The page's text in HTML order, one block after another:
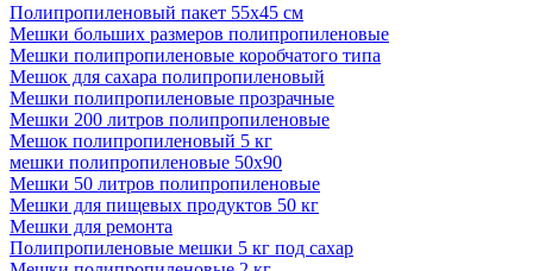
Полипропиленовый пакет 55х45 см
Мешки больших размеров полипропиленовые
Мешки полипропиленовые коробчатого типа
Мешок для сахара полипропиленовый
Мешки полипропиленовые прозрачные
Мешки 200 литров полипропиленовые
Мешок полипропиленовый 5 кг
мешки полипропиленовые 50х90
Мешки 50 литров полипропиленовые
Мешки для пищевых продуктов 50 кг
Мешки для ремонта
Полипропиленовые мешки 5 кг под сахар